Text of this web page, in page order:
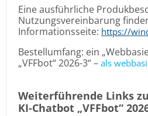
Eine ausführliche
Nutzungsvereinbarung
Informationsseite: https://
Bestellumfang: ein
„VFFbot“ 2026-3“ – als
Weiterführende Links
KI-Chatbot „VFFbot“